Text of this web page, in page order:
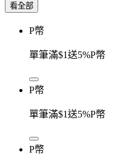
看全部
P幣
單筆滿$1送5%P幣
P幣
單筆滿$1送5%P幣
P幣